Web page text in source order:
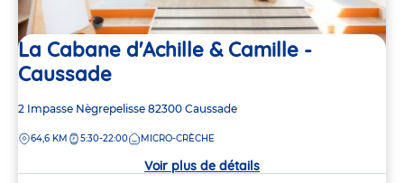
La Cabane d'Achille & Camille -
Caussade
Adresse
la
2 Impasse Nègrepelisse 82300 Caussade
DISTANCE
64,6 KM 5:30-22:00 MICRO-CRÈCHE
Voir plus de détails